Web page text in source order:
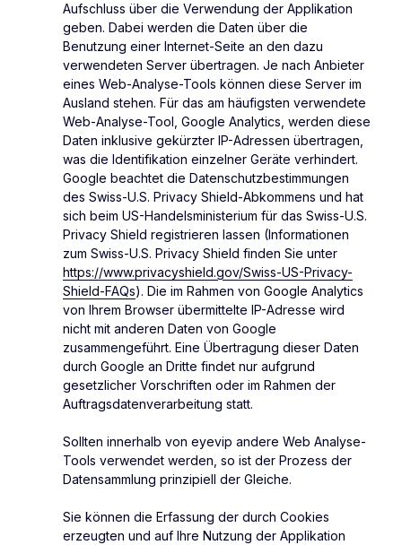
Aufschluss über die Verwendung der Applikation
geben. Dabei werden die Daten über die
Benutzung einer Internet-Seite an den dazu
verwendeten Server übertragen. Je nach Anbieter
eines Web-Analyse-Tools können diese Server im
Ausland stehen. Für das am häufigsten verwendete
Web-Analyse-Tool, Google Analytics, werden diese
Daten inklusive gekürzter IP-Adressen übertragen,
was die Identifikation einzelner Geräte verhindert.
Google beachtet die Datenschutzbestimmungen
des Swiss-U.S. Privacy Shield-Abkommens und hat
sich beim US-Handelsministerium für das Swiss-U.S.
Privacy Shield registrieren lassen (Informationen
zum Swiss-U.S. Privacy Shield finden Sie unter
https://www.privacyshield.gov/Swiss-US-Privacy-
Shield-FAQs). Die im Rahmen von Google Analytics
von Ihrem Browser übermittelte IP-Adresse wird
nicht mit anderen Daten von Google
zusammengeführt. Eine Übertragung dieser Daten
durch Google an Dritte findet nur aufgrund
gesetzlicher Vorschriften oder im Rahmen der
Auftragsdatenverarbeitung statt.
Sollten innerhalb von eyevip andere Web Analyse-
Tools verwendet werden, so ist der Prozess der
Datensammlung prinzipiell der Gleiche.
Sie können die Erfassung der durch Cookies
erzeugten und auf Ihre Nutzung der Applikation